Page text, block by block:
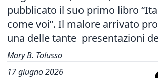
pubblicato il suo primo libro
come voi”. Il malore arrivato
una delle tante presentazioni
Mary B. Tolusso
17 giugno 2026